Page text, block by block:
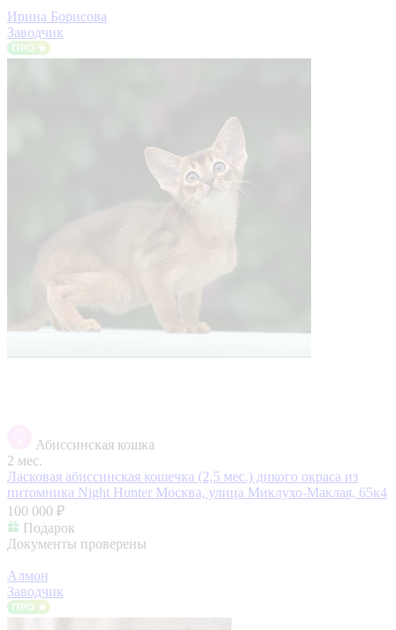
Ирина Борисова
Заводчик
Абиссинская кошка
2 мес.
Ласковая абиссинская кошечка (2,5 мес.) дикого окраса из
питомника Night Hunter Москва, улица Миклухо-Маклая, 65к4
100 000 ₽
Подарок
Документы проверены
Алмон
Заводчик